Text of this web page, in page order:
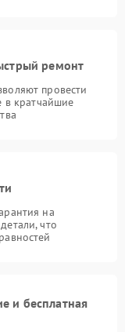
ремонт
провести
в кратчайшие
на
что
и бесплатная